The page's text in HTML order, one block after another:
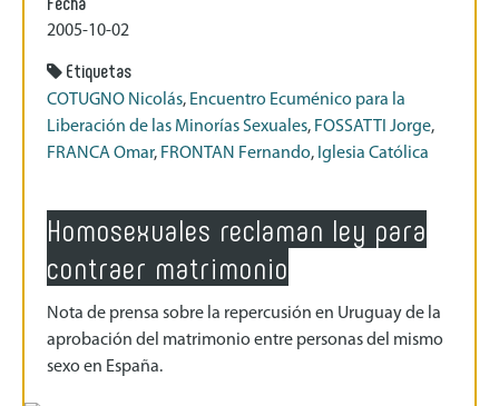
2005-10-02
Etiquetas
COTUGNO Nicolás, Encuentro Ecuménico para la
Liberación de las Minorías Sexuales, FOSSATTI Jorge,
FRANCA Omar, FRONTAN Fernando, Iglesia Católica
Homosexuales reclaman ley para
contraer matrimonio
Nota de prensa sobre la repercusión en Uruguay de la
aprobación del matrimonio entre personas del mismo
sexo en España.